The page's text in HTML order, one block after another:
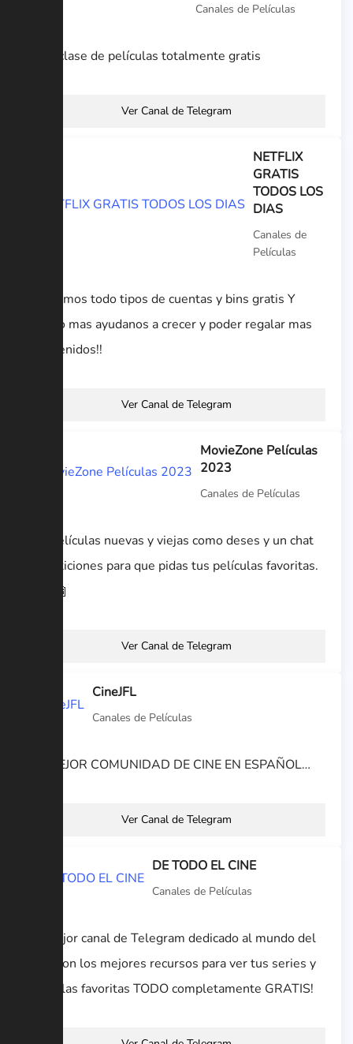
Canales de Películas
Toda clase de películas totalmente gratis
Ver Canal de Telegram
NETFLIX
GRATIS
TODOS LOS
DIAS
Canales de
Películas
regalamos todo tipos de cuentas y bins gratis Y
mucho mas ayudanos a crecer y poder regalar mas
bienvenidos!!
Ver Canal de Telegram
MovieZone Películas
2023
Canales de Películas
Ver películas nuevas y viejas como deses y un chat
de peticiones para que pidas tus películas favoritas.
🎦🎦🎦
Ver Canal de Telegram
CineJFL
Canales de Películas
LA MEJOR COMUNIDAD DE CINE EN ESPAÑOL…
Ver Canal de Telegram
DE TODO EL CINE
Canales de Películas
¡El mejor canal de Telegram dedicado al mundo del
cine, con los mejores recursos para ver tus series y
películas favoritas TODO completamente GRATIS!